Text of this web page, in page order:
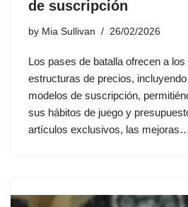
de suscripción
by Mia Sullivan 26/02/2026
Los pases de batalla ofrecen a
estructuras de precios,
modelos de suscripción,
sus hábitos de juego y
artículos exclusivos, las mejoras…